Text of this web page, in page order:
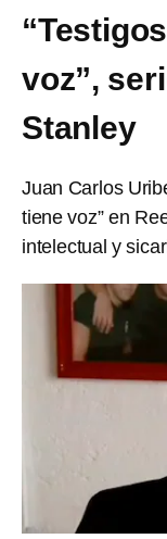
voz”,
Stanley
Juan Carlos
tiene voz” en
intelectual y